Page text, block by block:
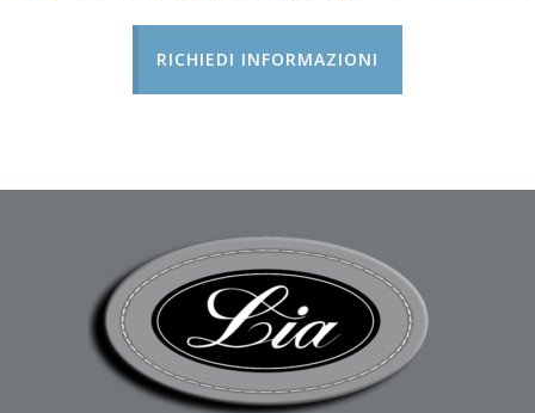
RICHIEDI INFORMAZIONI